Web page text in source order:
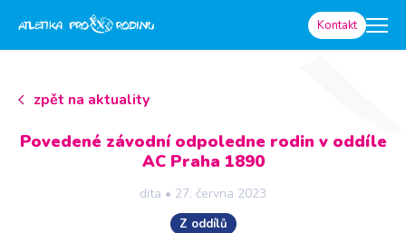
Kontakt
zpět na aktuality
Povedené závodní odpoledne rodin v oddíle
AC Praha 1890
dita • 27. června 2023
Z oddílů